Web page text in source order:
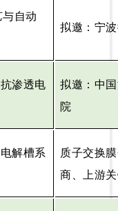
自动
拟邀：宁
渗透电
拟邀：中
院
解槽系
质子交换
商、上游